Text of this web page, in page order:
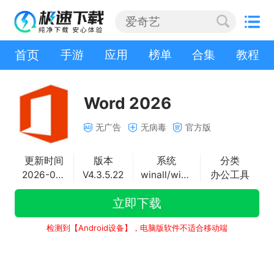
首页 手游 应用 榜单 合集 教程
Word 2026
无广告 无病毒 官方版
更新时间
2026-01-04
版本
V4.3.5.22
系统
winall/win7/win10/win11
分类
办公工具
立即下载
检测到【Android设备】，电脑版软件不适合移动端